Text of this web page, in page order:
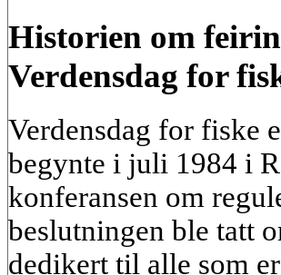
Historien om
Verdensdag for
Verdensdag for fiske
begynte i juli 1984 i
konferansen om
beslutningen ble tatt
dedikert til alle som